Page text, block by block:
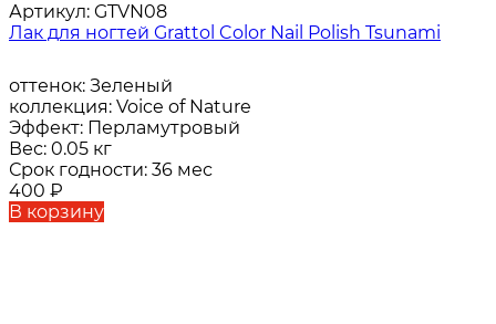
Артикул: GTVN08
Лак для ногтей Grattol Color Nail Polish Tsunami
оттенок: Зеленый
коллекция: Voice of Nature
Эффект: Перламутровый
Вес: 0.05 кг
Срок годности: 36 мес
400 ₽
В корзину